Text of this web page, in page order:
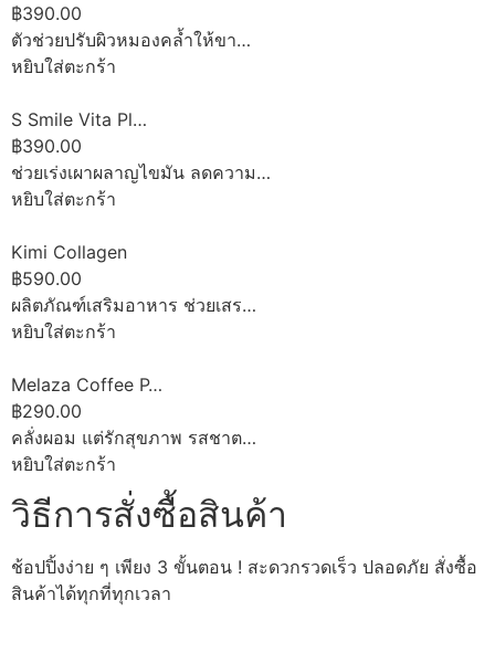
฿390.00
ตัวช่วยปรับผิวหมองคล้ำให้ขา…
หยิบใส่ตะกร้า
S Smile Vita Pl…
฿390.00
ช่วยเร่งเผาผลาญไขมัน ลดความ…
หยิบใส่ตะกร้า
Kimi Collagen
฿590.00
ผลิตภัณฑ์เสริมอาหาร ช่วยเสร…
หยิบใส่ตะกร้า
Melaza Coffee P…
฿290.00
คลั่งผอม แต่รักสุขภาพ รสชาต…
หยิบใส่ตะกร้า
วิธีการสั่งซื้อสินค้า
ช้อปปิ้งง่าย ๆ เพียง 3 ขั้นตอน ! สะดวกรวดเร็ว ปลอดภัย สั่งซื้อ
สินค้าได้ทุกที่ทุกเวลา